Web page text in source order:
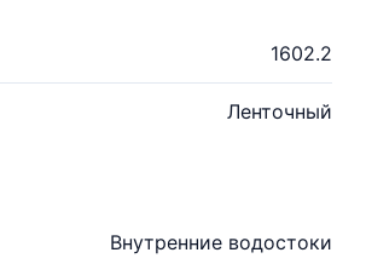
1602.2
Ленточный
Внутренние водостоки